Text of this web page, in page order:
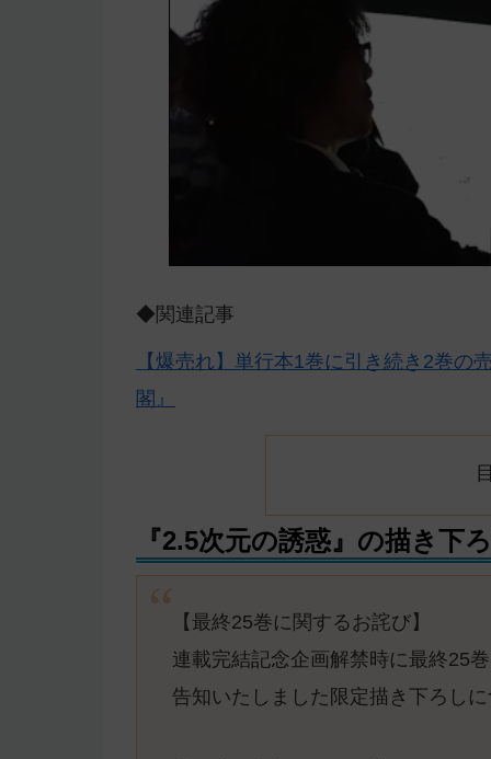
◆関連記事
【爆売れ】単行本1巻に引き続き2巻の
閣』
『2.5次元の誘惑』の描き下
【最終25巻に関するお詫び】
連載完結記念企画解禁時に最終25
告知いたしました限定描き下ろし